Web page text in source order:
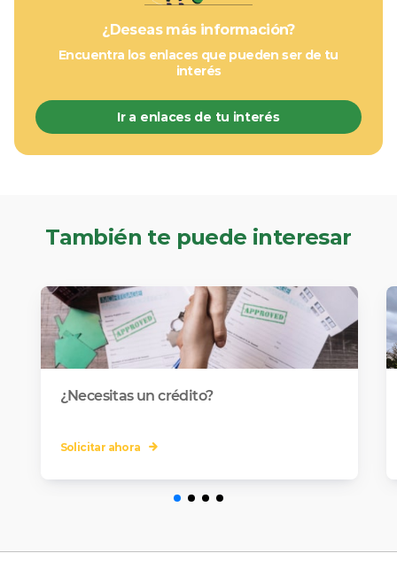
¿Deseas más información?
Encuentra los enlaces que pueden ser de tu
interés
Ir a enlaces de tu interés
También te puede interesar
¿Necesitas un crédito?
Solicitar ahora